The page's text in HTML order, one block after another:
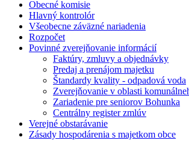
Obecné komisie
Hlavný kontrolór
Všeobecne záväzné nariadenia
Rozpočet
Povinné zverejňovanie informácií
Faktúry, zmluvy a objednávky
Predaj a prenájom majetku
Štandardy kvality - odpadová voda
Zverejňovanie v oblasti
Zariadenie pre seniorov Bohunka
Centrálny register zmlúv
Verejné obstarávanie
Zásady hospodárenia s majetkom obce